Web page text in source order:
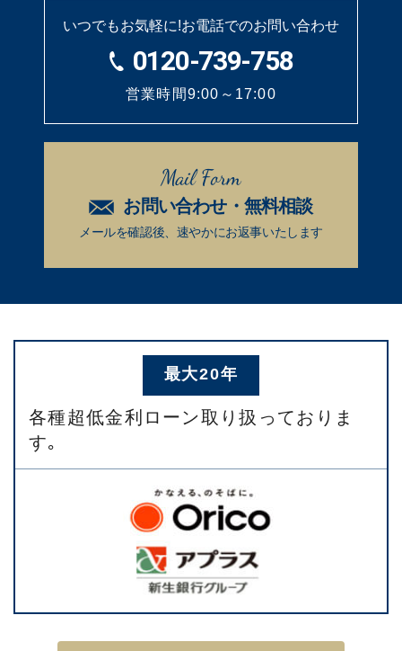
いつでもお気軽に!お電話でのお問い合わせ
0120-739-758
営業時間9:00～17:00
Mail Form
お問い合わせ・無料相談
メールを確認後、速やかにお返事いたします
最大20年
各種超低金利ローン取り扱っておりま
す｡